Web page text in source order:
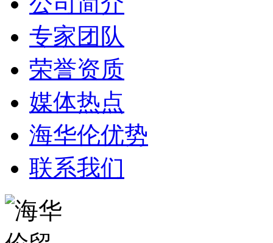
专家团队
荣誉资质
媒体热点
海华伦优势
联系我们